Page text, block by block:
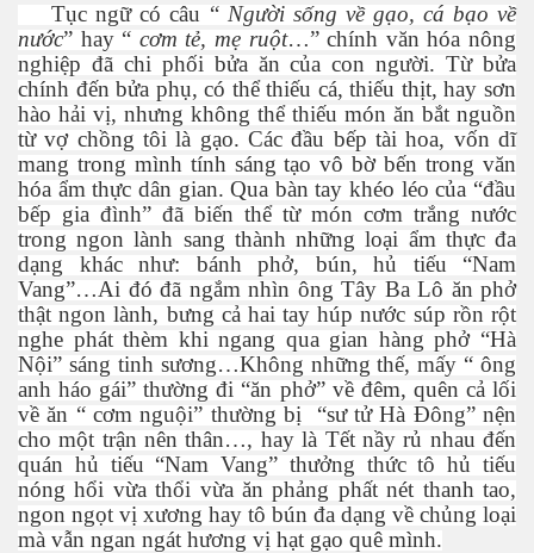
Tục ngữ có câu “ Người sống về gạo, cá bạo về
nước” hay “ cơm tẻ, mẹ ruột…” chính văn hóa nông
nghiệp đã chi phối bửa ăn của con người. Từ bửa
chính đến bửa phụ, có thể thiếu cá, thiếu thịt, hay sơn
hào hải vị, nhưng không thể thiếu món ăn bắt nguồn
từ vợ chồng tôi là gạo. Các đầu bếp tài hoa, vốn dĩ
mang trong mình tính sáng tạo vô bờ bến trong văn
hóa ẩm thực dân gian. Qua bàn tay khéo léo của “đầu
bếp gia đình” đã biến thể từ món cơm trắng nước
trong ngon lành sang thành những loại ẩm thực đa
dạng khác như: bánh phở, bún, hủ tiếu “Nam
Vang”…Ai đó đã ngắm nhìn ông Tây Ba Lô ăn phở
thật ngon lành, bưng cả hai tay húp nước súp rồn rột
nghe phát thèm khi ngang qua gian hàng phở “Hà
Nội” sáng tinh sương…Không những thế, mấy “ ông
anh háo gái” thường đi “ăn phở” về đêm, quên cả lối
về ăn “ cơm nguội” thường bị “sư tử Hà Đông” nện
cho một trận nên thân…, hay là Tết nầy rủ nhau đến
quán hủ tiếu “Nam Vang” thưởng thức tô hủ tiếu
nóng hổi vừa thổi vừa ăn phảng phất nét thanh tao,
ngon ngọt vị xương hay tô bún đa dạng về chủng loại
mà vẫn ngan ngát hương vị hạt gạo quê mình.
tại Anh